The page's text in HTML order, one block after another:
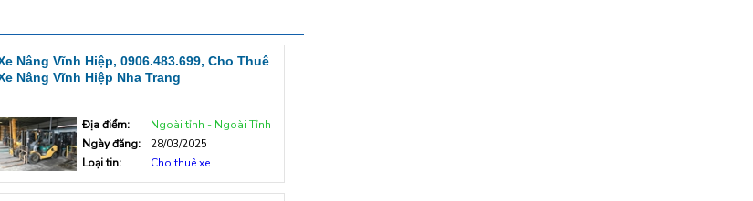
Nâng Vĩnh Hiệp, 0906.483.699, Cho Thuê
Nâng Vĩnh Hiệp Nha Trang
Địa điểm:
Ngoài tỉnh - Ngoài Tỉnh
Ngày đăng:
28/03/2025
Loại tin:
Cho thuê xe